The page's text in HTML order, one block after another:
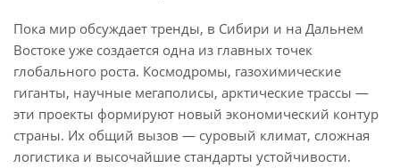
Пока мир обсуждает тренды, в Сибири и на Дальнем
Востоке уже создается одна из главных точек
глобального роста. Космодромы, газохимические
гиганты, научные мегаполисы, арктические трассы —
эти проекты формируют новый экономический контур
страны. Их общий вызов — суровый климат, сложная
логистика и высочайшие стандарты устойчивости.